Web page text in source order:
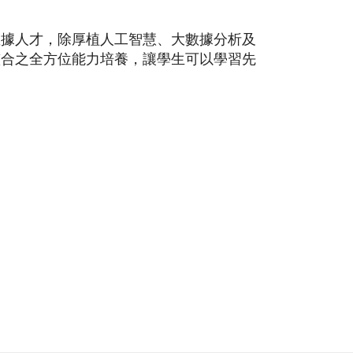
人才，除厚植人工智慧、大數據分析及
之全方位能力培養，讓學生可以學習先